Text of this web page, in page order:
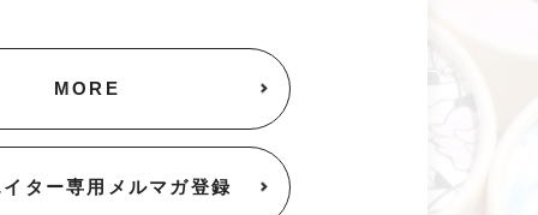
MORE
ター専用 メルマガ登録